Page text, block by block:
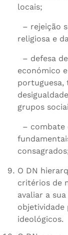
locais;
– rejeição
religiosa e
– defesa
económico
portuguesa,
grupos
– combate
O DN
critérios de
avaliar a
objetividade
ideológicos.